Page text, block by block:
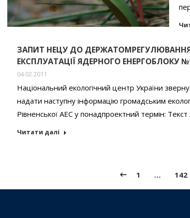
ЗАПИТ НЕЦУ ДО
ЕКСПЛУАТАЦІЇ ЯДЕРНОГО ЕНЕРГОБЛОКУ
04.02.2011
Національний екологічний центр України
надати наступну інформацію громадським
Рівненської АЕС у понадпроектний термін: Текст
Читати далі
1 … 142